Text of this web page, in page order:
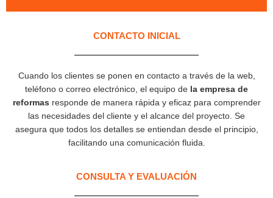
CONTACTO INICIAL
Cuando los clientes se ponen en contacto a través de la web,
teléfono o correo electrónico, el equipo de la empresa de
reformas responde de manera rápida y eficaz para comprender
las necesidades del cliente y el alcance del proyecto. Se
asegura que todos los detalles se entiendan desde el principio,
facilitando una comunicación fluida.
CONSULTA Y EVALUACIÓN